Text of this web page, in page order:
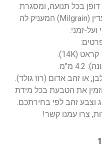
דופן בכל תנועה, ומסגרת
הטבעת מוקפת בגימור חרוזים עדין (Milgrain) המעניק לה
ועל-זמני.
מ"מ.
או זהב אדום (רוז גולד).
את הטבעת בכל מידת
וצבע זהב לפי בחירתכם.
צרו עמנו קשר!